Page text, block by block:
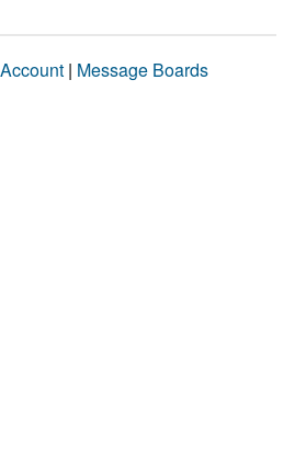
| Message Boards